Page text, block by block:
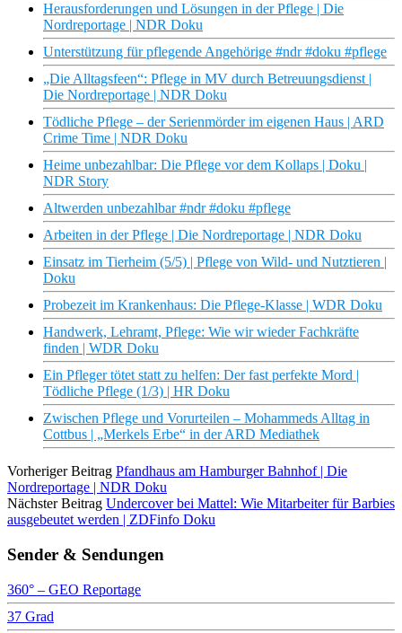
Herausforderungen und Lösungen in der Pflege | Die
Nordreportage | NDR Doku
Unterstützung für pflegende Angehörige #ndr #doku #pflege
„Die Alltagsfeen“: Pflege in MV durch Betreuungsdienst |
Die Nordreportage | NDR Doku
Tödliche Pflege – der Serienmörder im eigenen Haus | ARD
Crime Time | NDR Doku
Heime unbezahlbar: Die Pflege vor dem Kollaps | Doku |
NDR Story
Altwerden unbezahlbar #ndr #doku #pflege
Arbeiten in der Pflege | Die Nordreportage | NDR Doku
Einsatz im Tierheim (5/5) | Pflege von Wild- und Nutztieren |
Doku
Probezeit im Krankenhaus: Die Pflege-Klasse | WDR Doku
Handwerk, Lehramt, Pflege: Wie wir wieder Fachkräfte
finden | WDR Doku
Ein Pfleger tötet statt zu helfen: Der fast perfekte Mord |
Tödliche Pflege (1/3) | HR Doku
Zwischen Pflege und Vorurteilen – Mohammeds Alltag in
Cottbus | „Merkels Erbe“ in der ARD Mediathek
Vorheriger Beitrag Pfandhaus am Hamburger Bahnhof | Die
Nordreportage | NDR Doku
Nächster Beitrag Undercover bei Mattel: Wie Mitarbeiter für Barbies
ausgebeutet werden | ZDFinfo Doku
Sender & Sendungen
360° – GEO Reportage
37 Grad